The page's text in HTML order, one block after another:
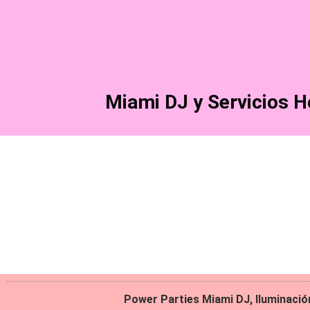
Miami DJ y Servicios
Power Parties Miami DJ,